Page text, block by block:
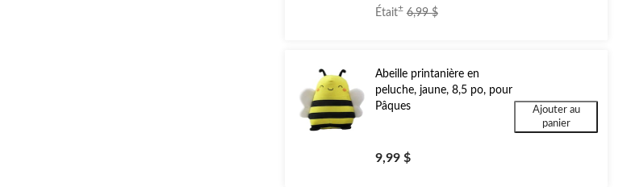
Était± 6,99 $prix
Abeille printanière en
peluche, jaune, 8,5 po, pour
Pâques
9,99 $
Ajouter au
panier